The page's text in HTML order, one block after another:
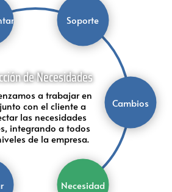
Necesidad
Soporte
Cambios
de Necesidades
a trabajar en
con el cliente a
las necesidades
integrando a todos
de la empresa.